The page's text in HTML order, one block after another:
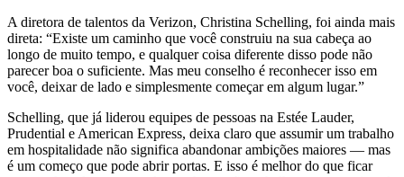
A diretora de talentos da Verizon, Christina Schelling, foi ainda mais
direta: “Existe um caminho que você construiu na sua cabeça ao
longo de muito tempo, e qualquer coisa diferente disso pode não
parecer boa o suficiente. Mas meu conselho é reconhecer isso em
você, deixar de lado e simplesmente começar em algum lugar.”
Schelling, que já liderou equipes de pessoas na Estée Lauder,
Prudential e American Express, deixa claro que assumir um trabalho
em hospitalidade não significa abandonar ambições maiores — mas
é um começo que pode abrir portas. E isso é melhor do que ficar